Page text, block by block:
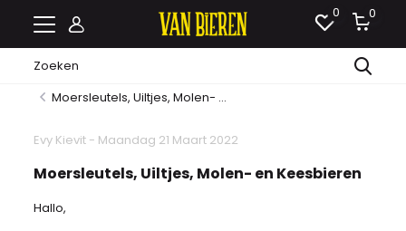
0 0
Moersleutels, Uiltjes, Molen- ...
Evy Kievit - Maandag 21 Maart 2022
Moersleutels, Uiltjes, Molen- en Keesbieren
Hallo,